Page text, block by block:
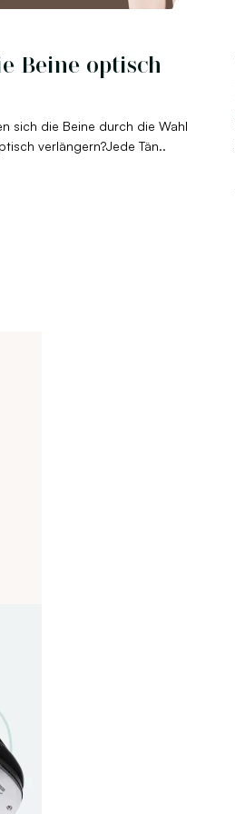
Beine optisch
sich die Beine durch die Wahl
verlängern?Jede Tän..